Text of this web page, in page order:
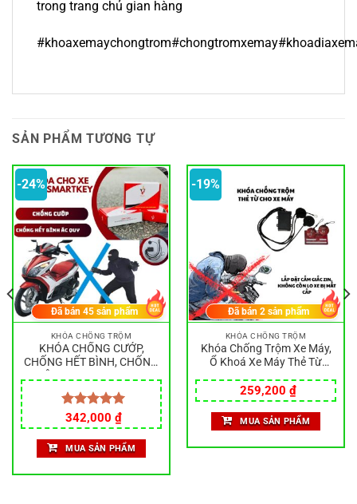
trong trang chủ gian hàng
SẢN PHẨM TƯƠNG TỰ
-24%
KHÓA CHỐNG TRỘM
KHÓA CHỐNG CƯỚP,
CHỐNG HẾT BÌNH, CHỐNG
Cho Các Dòng Xe Máy
Honda, khóa chống trộm
Được xếp
hạng5.00
5 sao
Giá
gốc
là:
450,000 ₫.
342,000 ₫Giá
hiện
tại
là:
342,000 ₫.
Đã bán 45sản phẩm
MUA SẢN PHẨM
-19%
KHÓA CHỐNG TRỘM
Khóa Chống Trộm Xe Máy,
Ổ Khoá Xe Máy Thẻ Từ
Chống Trộm, Khóa Thẻ Từ
Xe Máy
Giá
gốc
là:
320,000 ₫.
259,200 ₫Giá
hiện
tại
là:
259,200 ₫.
Đã bán2 sản phẩm
MUA SẢN PHẨM